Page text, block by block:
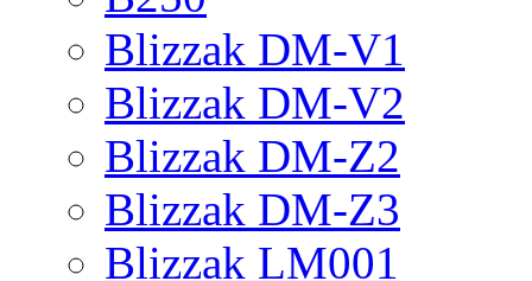
Blizzak DM-V1
Blizzak DM-V2
Blizzak DM-Z2
Blizzak DM-Z3
Blizzak LM001